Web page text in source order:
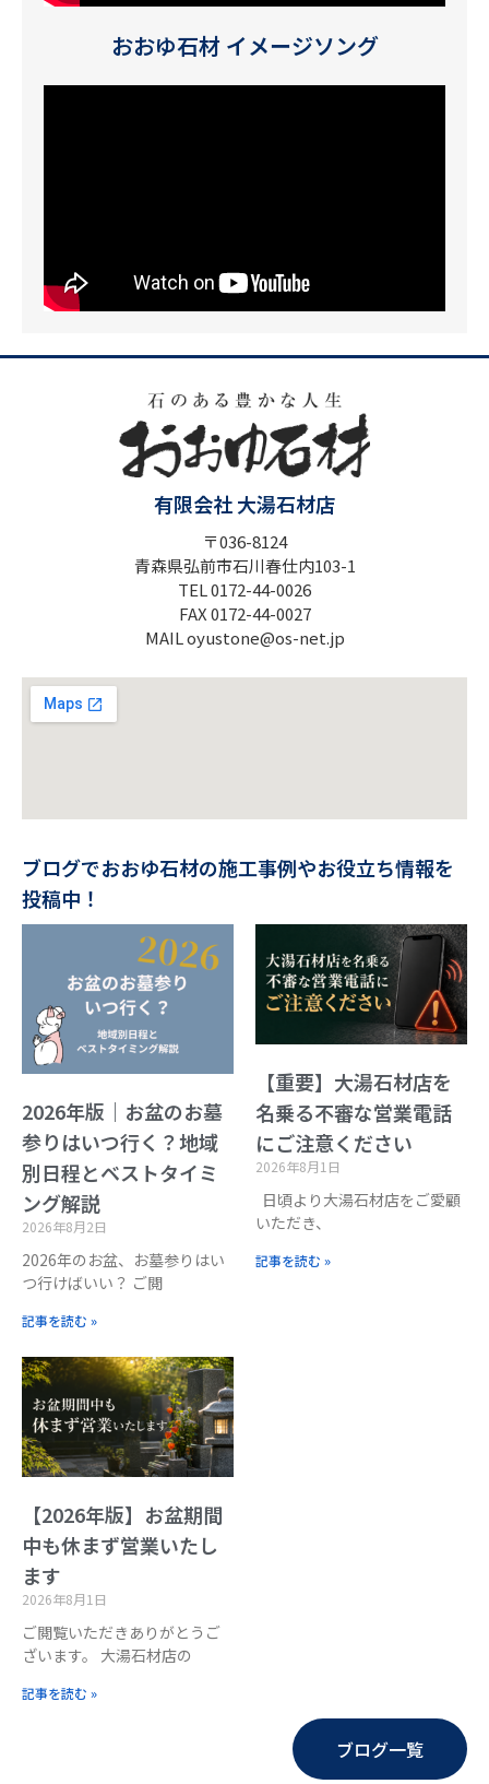
おおゆ石材 イメージソング
有限会社 大湯石材店
〒036-8124
青森県弘前市石川春仕内103-1
TEL 0172-44-0026
FAX 0172-44-0027
MAIL oyustone@os-net.jp
ブログでおおゆ石材の施工事例やお役立ち情報を
投稿中！
2026年版｜お盆のお墓
参りはいつ行く？地域
別日程とベストタイミ
ング解説
2026年8月2日
2026年のお盆、お墓参りはい
つ行けばいい？ ご閲
記事を読む »
【重要】大湯石材店を
名乗る不審な営業電話
にご注意ください
2026年8月1日
日頃より大湯石材店をご愛顧
いただき、
記事を読む »
【2026年版】お盆期間
中も休まず営業いたし
ます
2026年8月1日
ご閲覧いただきありがとうご
ざいます。 大湯石材店の
記事を読む »
ブログ一覧